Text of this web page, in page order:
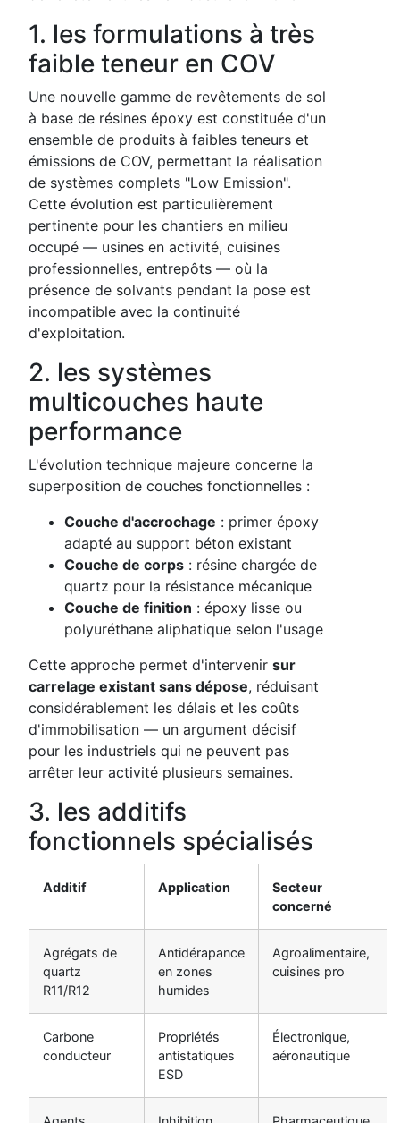
1. les formulations à très
faible teneur en COV
Une nouvelle gamme de revêtements de sol
à base de résines époxy est constituée d'un
ensemble de produits à faibles teneurs et
émissions de COV, permettant la réalisation
de systèmes complets "Low Emission".
Cette évolution est particulièrement
pertinente pour les chantiers en milieu
occupé — usines en activité, cuisines
professionnelles, entrepôts — où la
présence de solvants pendant la pose est
incompatible avec la continuité
d'exploitation.
2. les systèmes
multicouches haute
performance
L'évolution technique majeure concerne la
superposition de couches fonctionnelles :
Couche d'accrochage : primer époxy
adapté au support béton existant
Couche de corps : résine chargée de
quartz pour la résistance mécanique
Couche de finition : époxy lisse ou
polyuréthane aliphatique selon l'usage
Cette approche permet d'intervenir sur
carrelage existant sans dépose, réduisant
considérablement les délais et les coûts
d'immobilisation — un argument décisif
pour les industriels qui ne peuvent pas
arrêter leur activité plusieurs semaines.
3. les additifs
fonctionnels spécialisés
Additif Application
Secteur
concerné
Agrégats de
quartz
R11/R12
Antidérapance
en zones
humides
Agroalimentaire,
cuisines pro
Carbone
conducteur
Propriétés
antistatiques
ESD
Électronique,
aéronautique